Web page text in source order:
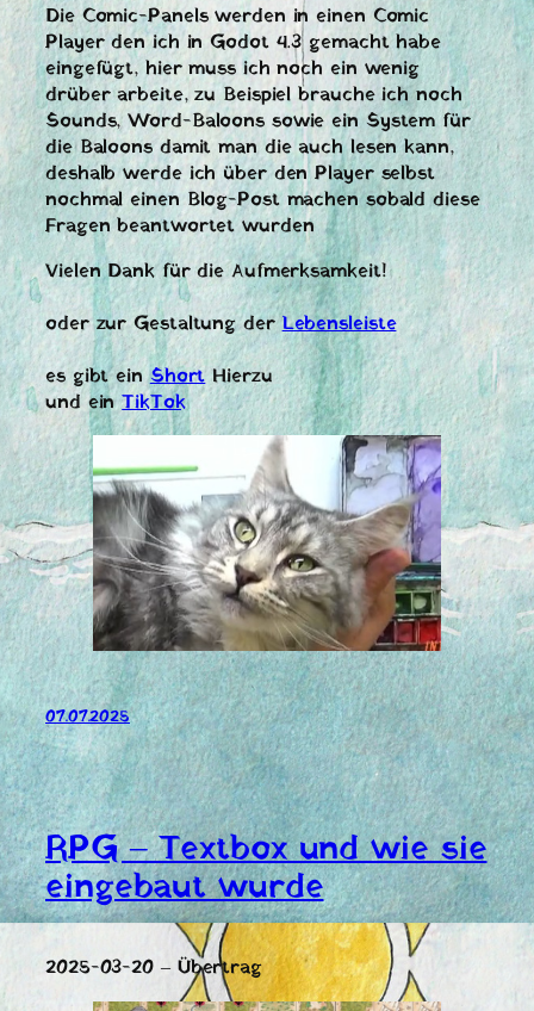
Die Comic-Panels werden in einen Comic
Player den ich in Godot 4.3 gemacht habe
eingefügt, hier muss ich noch ein wenig
drüber arbeite, zu Beispiel brauche ich noch
Sounds, Word-Baloons sowie ein System für
die Baloons damit man die auch lesen kann,
deshalb werde ich über den Player selbst
nochmal einen Blog-Post machen sobald diese
Fragen beantwortet wurden
Vielen Dank für die Aufmerksamkeit!
oder zur Gestaltung derLebensleiste
es gibt einShortHierzu
und einTikTok
07.07.2025
RPG – Textbox und wie sie
eingebaut wurde
2025-03-20 – Übertrag